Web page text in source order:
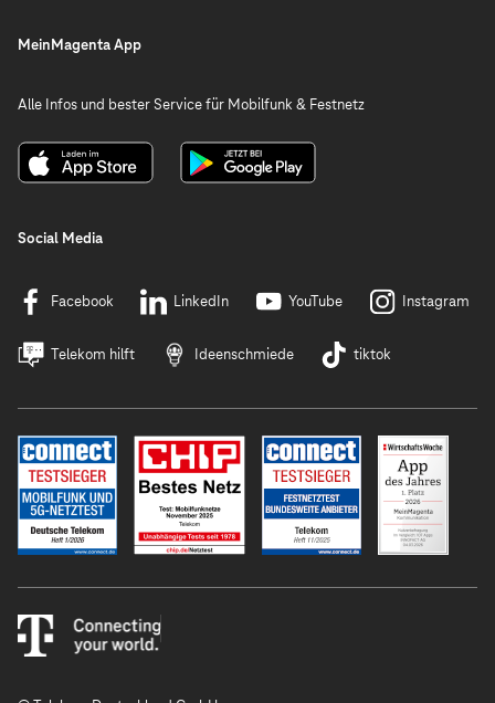
MeinMagenta App
Alle Infos und bester Service für Mobilfunk & Festnetz
Social Media
Facebook LinkedIn YouTube Instagram
Telekom hilft Ideenschmiede tiktok